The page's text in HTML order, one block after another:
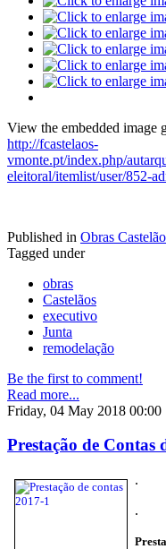
View the embedded image
http://fcastelaos-
vmonte.pt/index.php/
eleitoral/itemlist/user/852-
Published in Obras
Tagged under
obras
Castelãos
executivo
Junta
remodelação
Be the first to comment!
Read more...
Friday, 04 May 2018 00:00
Prestação de Contas
.
.